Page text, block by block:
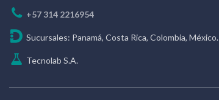
+57 314 2216954
Sucursales: Panamá, Costa Rica, Colombia, México.
Tecnolab S.A.